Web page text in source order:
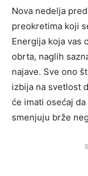
Nova nedelja
preokretima koji
Energija koja vas
obrta, naglih
najave. Sve ono
izbija na svetlost
će imati osećaj
smenjuju brže